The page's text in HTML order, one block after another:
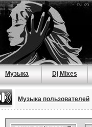
Музыка Dj Mixes
Музыка пользователей